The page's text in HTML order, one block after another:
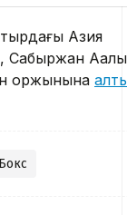
Азия
қоржынына
Бокс